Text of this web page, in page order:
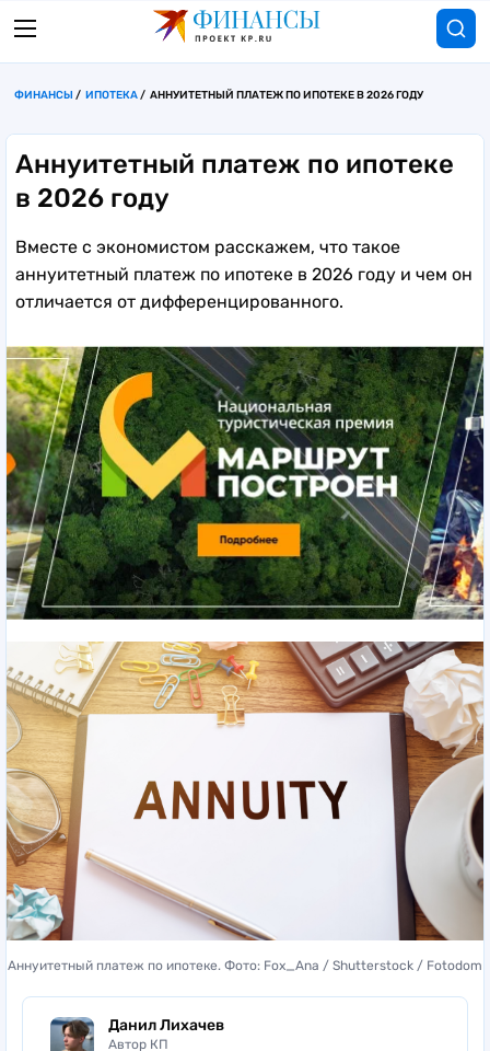
ФИНАНСЫ ИПОТЕКА АННУИТЕТНЫЙ ПЛАТЕЖ ПО ИПОТЕКЕ В 2026 ГОДУ
Аннуитетный платеж по ипотеке
в 2026 году
Вместе с экономистом расскажем, что такое
аннуитетный платеж по ипотеке в 2026 году и чем он
отличается от дифференцированного.
Аннуитетный платеж по ипотеке. Фото: Fox_Ana / Shutterstock / Fotodom
Данил Лихачев
Автор КП